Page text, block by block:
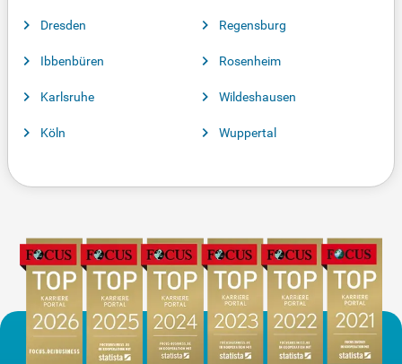
Dresden
Ibbenbüren
Karlsruhe
Köln
Regensburg
Rosenheim
Wildeshausen
Wuppertal